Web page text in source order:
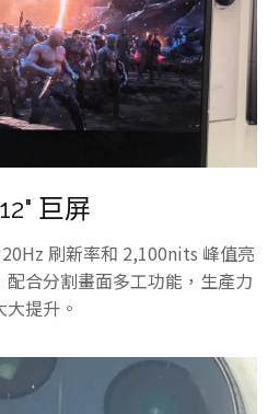
巨屏
刷新率和 2,100nits 峰值亮
合分割畫面多工功能，生產力
大提升。